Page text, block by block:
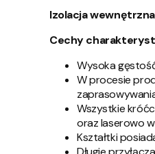
Izolacja
Cechy
Wysoka
W procesie
Wszystkie
oraz laserowo
Kształtki